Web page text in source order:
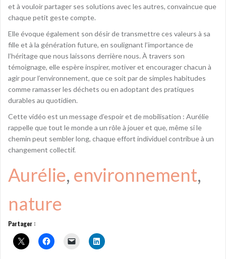
et à vouloir partager ses solutions avec les autres, convaincue que
chaque petit geste compte.
Elle évoque également son désir de transmettre ces valeurs à sa
fille et à la génération future, en soulignant l’importance de
l’héritage que nous laissons derrière nous. À travers son
témoignage, elle espère inspirer, motiver et encourager chacun à
agir pour l’environnement, que ce soit par de simples habitudes
comme ramasser les déchets ou en adoptant des pratiques
durables au quotidien.
Cette vidéo est un message d’espoir et de mobilisation : Aurélie
rappelle que tout le monde a un rôle à jouer et que, même si le
chemin peut sembler long, chaque effort individuel contribue à un
changement collectif.
Aurélie, environnement
nature
Partager :